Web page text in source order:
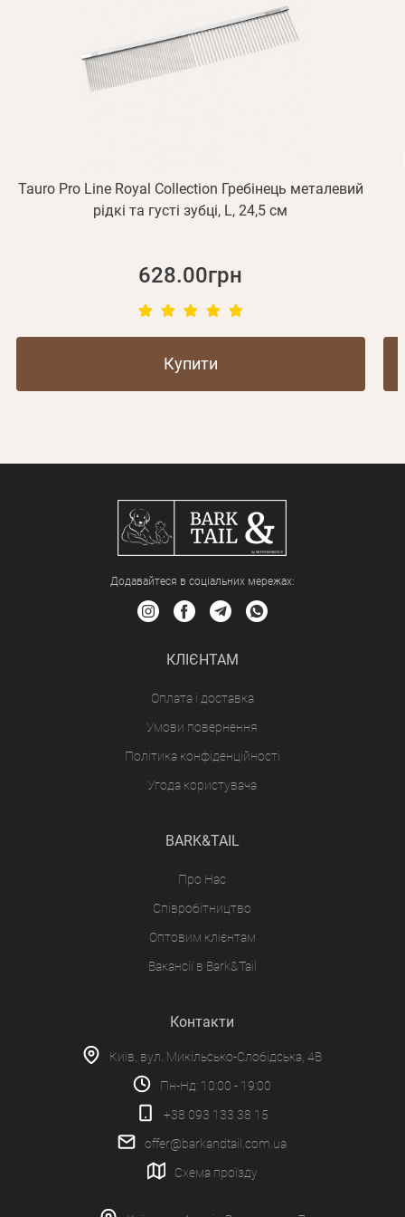
Tauro Pro Line Royal Collection Гребінець металевий
рідкі та густі зубці, L, 24,5 см
628.00грн
Купити
Додавайтеся в соціальних мережах:
КЛІЄНТАМ
Оплата і доставка
Умови повернення
Політика конфіденційності
Угода користувача
BARK&TAIL
Про Нас
Співробітництво
Оптовим клієнтам
Вакансії в Bark&Tail
Контакти
Київ, вул. Микільсько-Слобідська, 4В
Пн-Нд: 10:00 - 19:00
+38 093 133 38 15
offer@barkandtail.com.ua
Схема проїзду
Відправити
Реєстрація
Зареєструватися
Відправити
Згадали пароль?
Повторити відправку
обліковий запис не підтверджена